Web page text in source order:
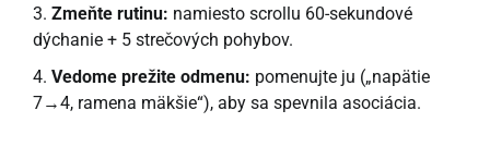
Zmeňte rutinu: namiesto scrollu 60-sekundové
dýchanie + 5 strečových pohybov.
Vedome prežite odmenu: pomenujte ju („napätie
7→4, ramena mäkšie“), aby sa spevnila asociácia.